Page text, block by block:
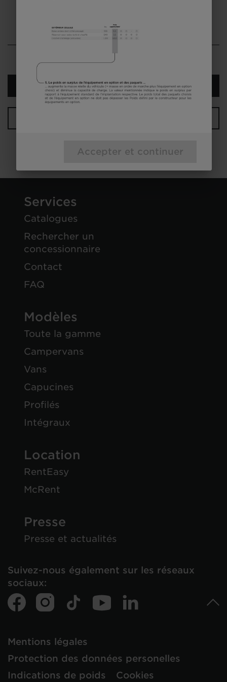
Étape suivante
Services
Catalogues
Rechercher un
concessionnaire
Contact
FAQ
Modèles
Toute la gamme
Campervans
Vans
Capucines
Profilés
Intégraux
Location
RentEasy
McRent
Presse
Presse et actualités
Suivez-nous également sur les réseaux
sociaux:
Mentions légales
Protection des données personelles
Indications de poids
Cookies
Accepter et continuer